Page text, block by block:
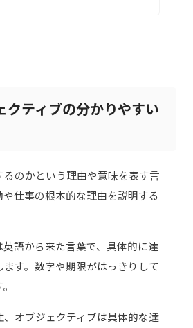
クティブの分かりやすい
るのかという理由や意味を表す言
仕事の根本的な理由を説明する
語から来た言葉で、具体的に達
す。数字や期限がはっきりして
、オブジェクティブは具体的な達